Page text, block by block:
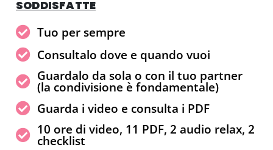
SODDISFATTE
Tuo per sempre
Consultalo dove e quando vuoi
Guardalo da sola o con il tuo partner
(la condivisione è fondamentale)
Guarda i video e consulta i PDF
10 ore di video, 11 PDF, 2 audio relax, 2
checklist